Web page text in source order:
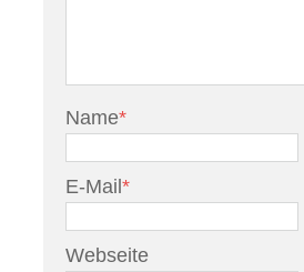
Name*
E-Mail *
Webseite